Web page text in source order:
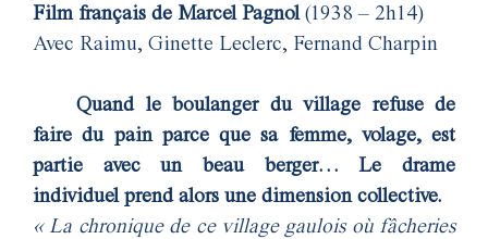
Film français de Marcel Pagnol (1938 – 2h14)
Avec Raimu, Ginette Leclerc, Fernand Charpin
Quand le boulanger du village refuse de
faire du pain parce que sa femme, volage, est
partie avec un beau berger… Le drame
individuel prend alors une dimension collective.
« La chronique de ce village gaulois où fâcheries